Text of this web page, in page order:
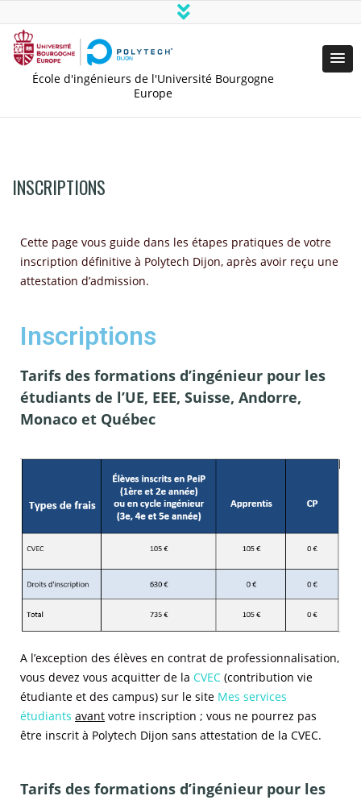
École d'ingénieurs de l'Université Bourgogne
Europe
INSCRIPTIONS
Cette page vous guide dans les étapes pratiques de votre
inscription définitive à Polytech Dijon, après avoir reçu une
attestation d’admission.
Inscriptions
Tarifs des formations d’ingénieur pour les
étudiants de l’UE, EEE, Suisse, Andorre,
Monaco et Québec
A l’exception des élèves en contrat de professionnalisation,
vous devez vous acquitter de la CVEC (contribution vie
étudiante et des campus) sur le site Mes services
étudiants avant votre inscription ; vous ne pourrez pas
être inscrit à Polytech Dijon sans attestation de la CVEC.
Tarifs des formations d’ingénieur pour les